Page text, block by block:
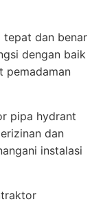
tepat dan benar
dengan baik
pemadaman
pipa hydrant
dan
instalasi